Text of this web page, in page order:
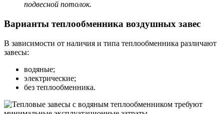
подвесной потолок.
Варианты теплообменника воздушных завес
В зависимости от наличия и типа теплообменника различают
завесы:
водяные;
электрические;
без теплообменника.